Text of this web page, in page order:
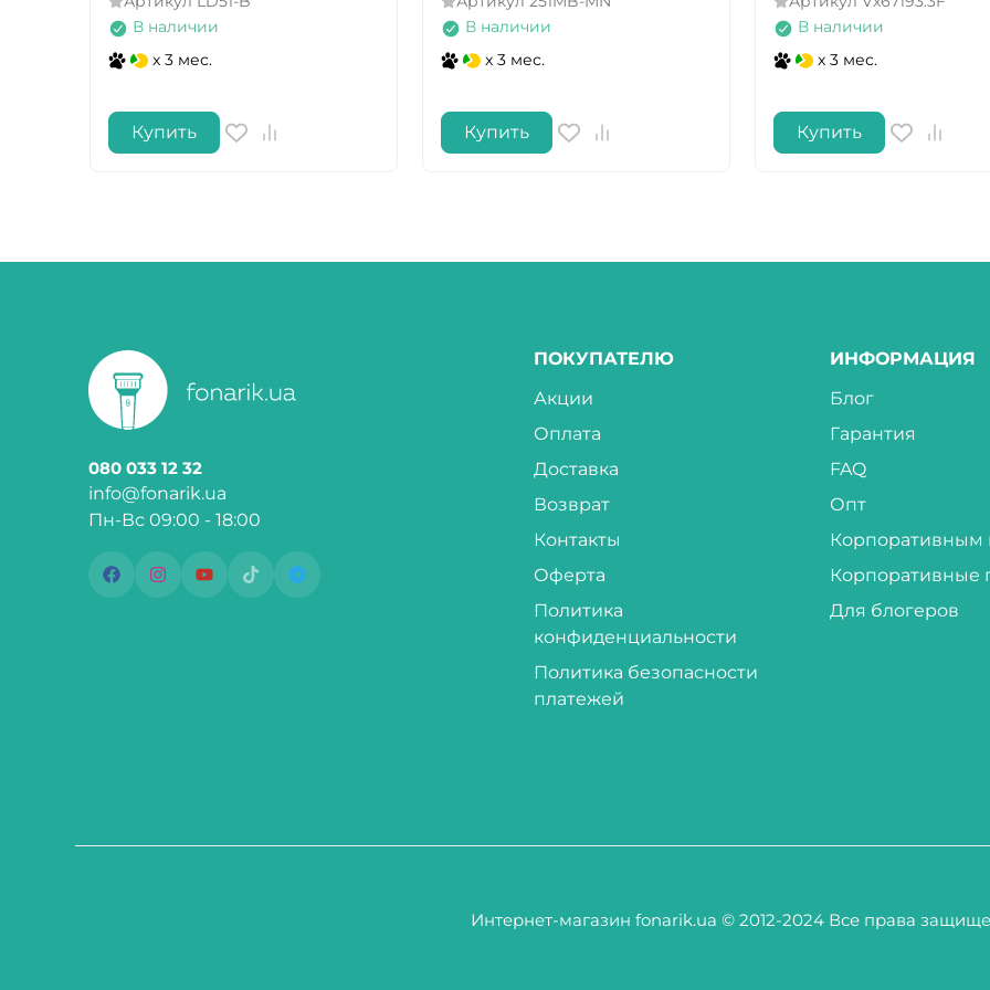
В наличии
x 3 мес.
Купить
В наличии
x 3 мес.
Купить
В наличии
x 3 мес.
Купить
080 033 12 32
info@fonarik.ua
Пн-Вс 09:00 - 18:00
ПОКУПАТЕЛЮ
Акции
Оплата
Доставка
Возврат
Контакты
Оферта
Политика
конфиденциальности
Политика безопасности
платежей
ИНФОРМАЦИЯ
Блог
Гарантия
FAQ
Опт
Корпоративным
Корпоративные
Для блогеров
Интернет-магазин fonarik.ua © 2012-2024 Все права